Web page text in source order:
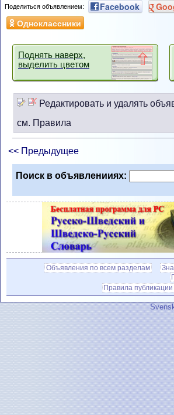
Поделиться объявлением: Facebook
Одноклассники
Поднять наверх,
выделить цветом
Редактировать и удалять
см. Правила
<< Предыдущее
Поиск в объявленииях:
Объявления по всем разделам
Правила публикации